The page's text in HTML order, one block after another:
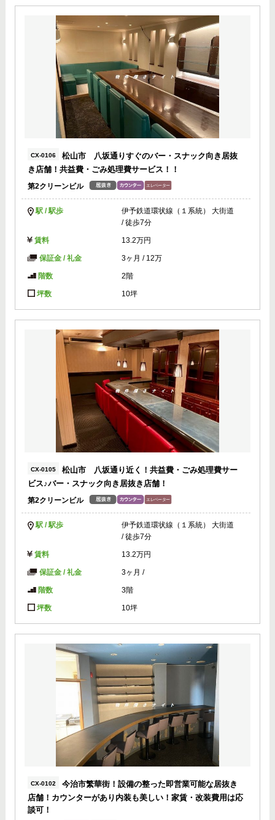
CX-0106
松山市 八坂通りすぐのバー・スナック向き居抜
き店舗！共益費・ごみ処理費サービス！！
第2クリーンビル
駅 / 駅歩
伊予鉄道環状線（１系統） 大街道
/ 徒歩7分
賃料 13.2万円
保証金 / 礼金 3ヶ月 / 12万
階数 2階
坪数 10坪
CX-0105
松山市 八坂通り近く！共益費・ごみ処理費サー
ビス♪バー・スナック向き居抜き店舗！
第2クリーンビル
駅 / 駅歩
伊予鉄道環状線（１系統） 大街道
/ 徒歩7分
賃料 13.2万円
保証金 / 礼金 3ヶ月 /
階数 3階
坪数 10坪
CX-0102
今治市繁華街！設備の整った即営業可能な居抜き
店舗！カウンターがあり内装も美しい！家賃・改装費用は応
談可！